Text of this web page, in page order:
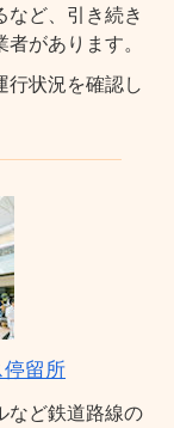
など、引き続き
があります。
行状況を確認し
留所
など鉄道路線の